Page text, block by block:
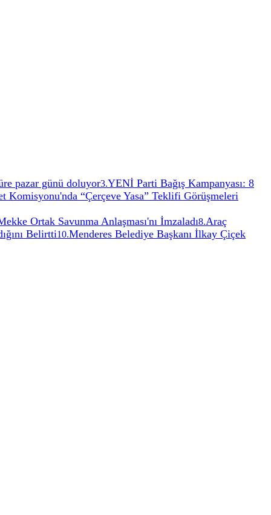
pazar günü doluyor3.YENİ Parti Bağış Kampanyası: 8
Komisyonu'nda “Çerçeve Yasa” Teklifi Görüşmeleri
Ortak Savunma Anlaşması'nı İmzaladı8.Araç
Belirtti10.Menderes Belediye Başkanı İlkay Çiçek